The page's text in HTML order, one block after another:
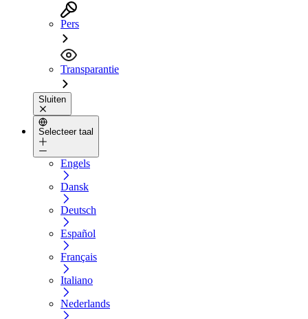
Pers
Transparantie
Sluiten
Selecteer taal
Engels
Dansk
Deutsch
Español
Français
Italiano
Nederlands